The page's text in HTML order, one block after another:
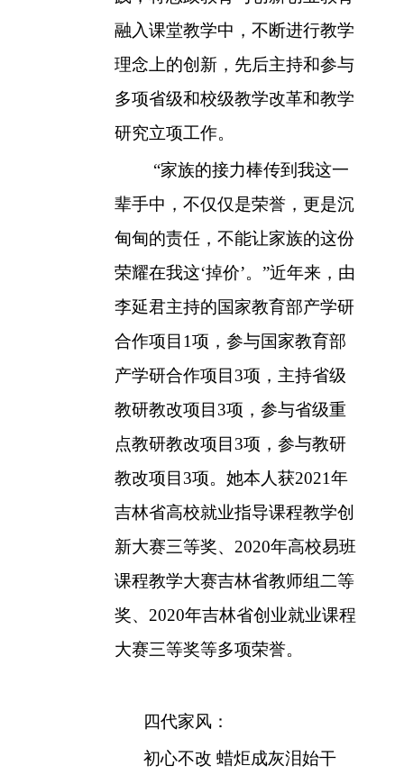
融入课堂教学中，不断进行教学
理念上的创新，先后主持和参与
多项省级和校级教学改革和教学
研究立项工作。
“家族的接力棒传到我这一
辈手中，不仅仅是荣誉，更是沉
甸甸的责任，不能让家族的这份
荣耀在我这‘掉价’。”近年来，由
李延君主持的国家教育部产学研
合作项目1项，参与国家教育部
产学研合作项目3项，主持省级
教研教改项目3项，参与省级重
点教研教改项目3项，参与教研
教改项目3项。她本人获2021年
吉林省高校就业指导课程教学创
新大赛三等奖、 2020年高校易班
课程教学大赛吉林省教师组二等
奖、 2020年吉林省创业就业课程
大赛三等奖等多项荣誉。
四代家风：
初心不改 蜡炬成灰泪始干